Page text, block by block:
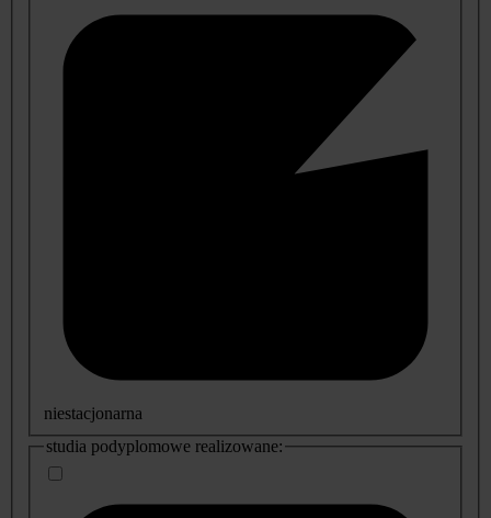
niestacjonarna
studia podyplomowe realizowane: